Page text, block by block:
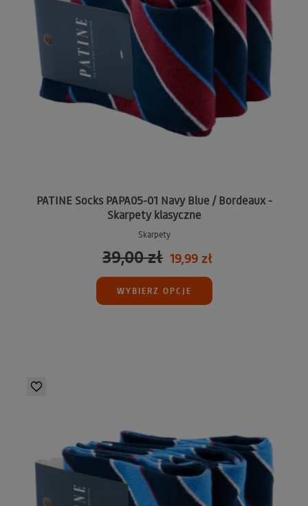
PATINE Socks PAPA05-01 Navy Blue / Bordeaux -
Skarpety klasyczne
Skarpety
39,00 zł 19,99 zł
WYBIERZ OPCJE